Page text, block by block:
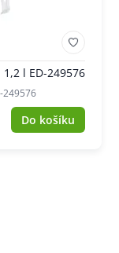
l ED-249576
249576
Do košíku